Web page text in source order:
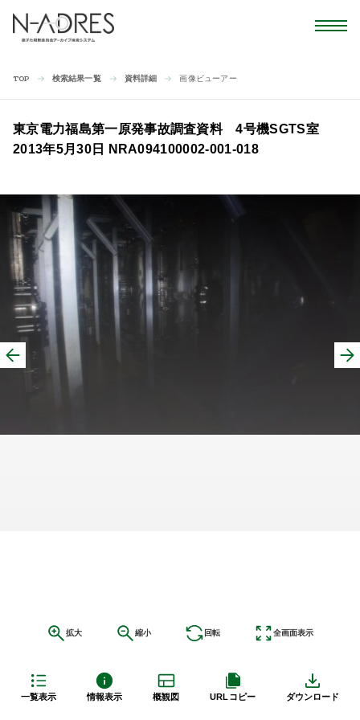
TOP 検索結果一覧 資料詳細 画像ビューアー
一覧表示 情報表示 URLコピー ダウンロード
概観図
東京電力福島第一原発事故調査資料 4号機SGTS室
2013年5月30日 NRA094100002-001-018
拡大 縮小 回転 全画面表示